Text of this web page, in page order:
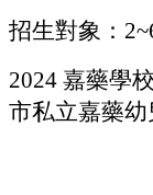
招生對象：
2024 嘉藥學
市私立嘉藥幼